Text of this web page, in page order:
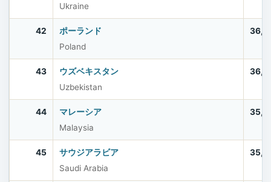
Ukraine
42
ポーランド
Poland
43
ウズベキスタン
Uzbekistan
44
マレーシア
Malaysia
45
サウジアラビア
Saudi Arabia